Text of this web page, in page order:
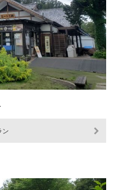
ン